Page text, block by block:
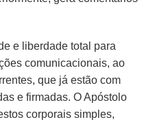
e liberdade total para
comunicacionais, ao
que já estão com
e firmadas. O Apóstolo
corporais simples,